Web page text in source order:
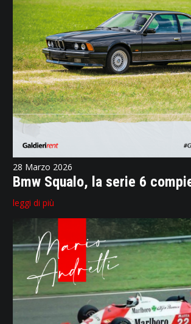
28 Marzo 2026
Bmw Squalo, la serie 6
leggi di più